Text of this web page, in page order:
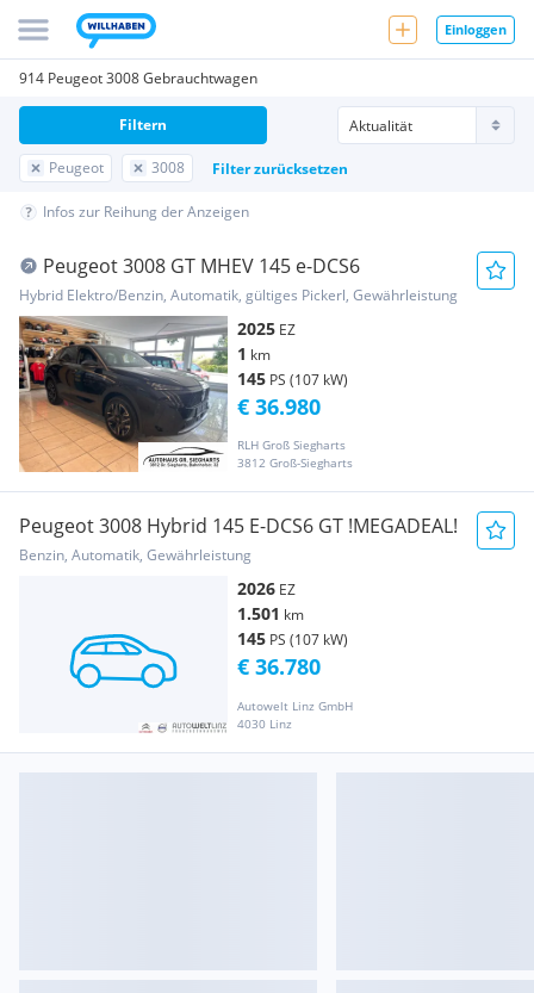
Einloggen
914 Peugeot 3008 Gebrauchtwagen
Peugeot 3008 Filter zurücksetzen
Filtern
Infos zur Reihung der Anzeigen
Peugeot 3008 GT MHEV 145 e-DCS6
Hybrid Elektro/Benzin, Automatik, gültiges Pickerl, Gewährleistung
2025 EZ
1 km
145 PS (107 kW)
RLH Groß Siegharts
3812 Groß-Siegharts
€ 36.980
Peugeot 3008 Hybrid 145 E-DCS6 GT !MEGADEAL!
Benzin, Automatik, Gewährleistung
2026 EZ
1.501 km
145 PS (107 kW)
Autowelt Linz GmbH
4030 Linz
€ 36.780